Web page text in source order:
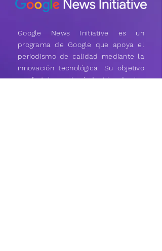
Google News Initiative es un
programa de Google que apoya el
periodismo de calidad mediante la
innovación tecnológica. Su objetivo
es fortalecer la industria de las